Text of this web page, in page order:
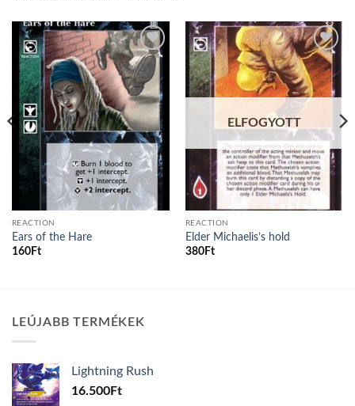
Add to
wishlist
REACTION
Ears of the Hare
160Ft
Add to
wishlist
ELFOGYOTT
REACTION
Elder Michaelis’s hold
380Ft
LEÚJABB TERMÉKEK
Lightning Rush
16.500Ft